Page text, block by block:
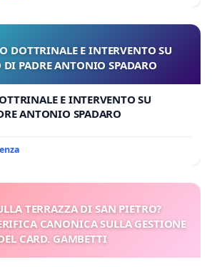
DOTTRINALE E INTERVENTO SU
PADRE ANTONIO SPADARO
E INTERVENTO SU
ANTONIO SPADARO
TERRAZZA DI SAN PIETRO?
CANONICA SULLA GESTIONE
CARD. GAMBETTI